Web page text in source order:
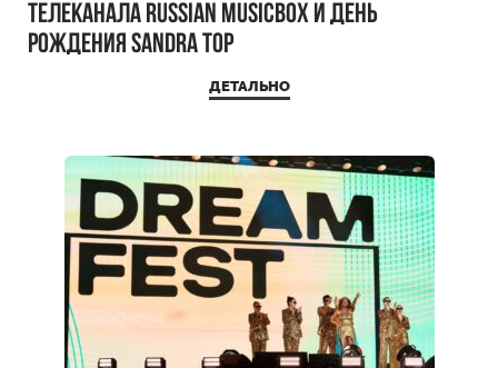
телеканала RUSSIAN MUSICBOX и день
рождения Sandra Top
ДЕТАЛЬНО